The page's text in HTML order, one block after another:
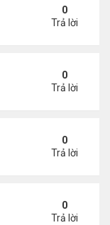
dục nam
0
Trả lời
xa Mặt Trời?
0
Trả lời
0
Trả lời
bụng
0
Trả lời